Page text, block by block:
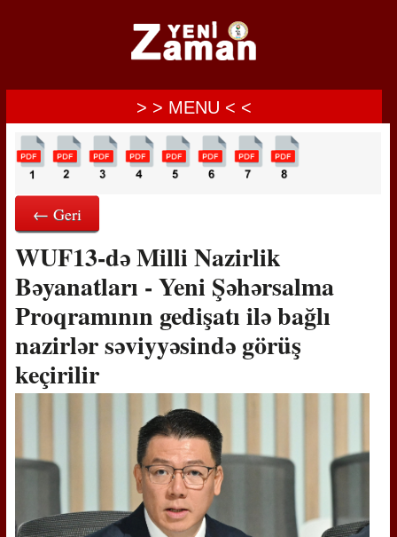
> > MENU < <
← Geri
WUF13-də Milli Nazirlik
Bəyanatları - Yeni Şəhərsalma
Proqramının gedişatı ilə bağlı
nazirlər səviyyəsində görüş
keçirilir